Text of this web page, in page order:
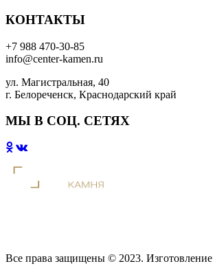
КОНТАКТЫ
+7 988 470-30-85
info@center-kamen.ru
ул. Магистральная, 40
г. Белореченск, Краснодарский край
МЫ В СОЦ. СЕТЯХ
Все права защищены © 2023. Изготовление